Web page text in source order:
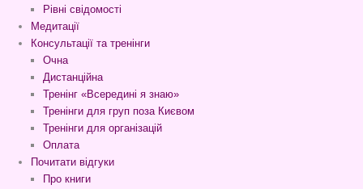
Рівні свідомості
Медитації
Консультації та тренінги
Очна
Дистанційна
Тренінг «Всередині я знаю»
Тренінги для груп поза Києвом
Тренінги для організацій
Оплата
Почитати відгуки
Про книги